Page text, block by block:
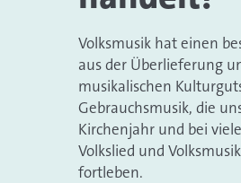
Volksmusik hat einen
aus der Überlieferung
musikalischen
Gebrauchsmusik, die
Kirchenjahr und bei
Volkslied und
fortleben.